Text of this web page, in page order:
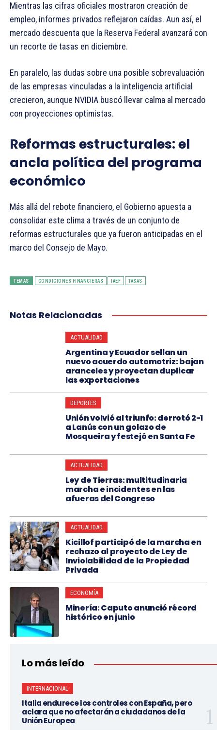
Mientras las cifras oficiales mostraron creación de
empleo, informes privados reflejaron caídas. Aun así, el
mercado descuenta que la Reserva Federal avanzará con
un recorte de tasas en diciembre.
En paralelo, las dudas sobre una posible sobrevaluación
de las empresas vinculadas a la inteligencia artificial
crecieron, aunque NVIDIA buscó llevar calma al mercado
con proyecciones optimistas.
Reformas estructurales: el
ancla política del programa
económico
Más allá del rebote financiero, el Gobierno apuesta a
consolidar este clima a través de un conjunto de
reformas estructurales que ya fueron anticipadas en el
marco del Consejo de Mayo.
TEMAS CONDICIONES FINANCIERAS IAEF TASAS
Notas Relacionadas
ACTUALIDAD
Argentina y Ecuador sellan un
nuevo acuerdo automotriz: bajan
aranceles y proyectan duplicar
las exportaciones
DEPORTES
Unión volvió al triunfo: derrotó 2-1
a Lanús con un golazo de
Mosqueira y festejó en Santa Fe
ACTUALIDAD
Ley de Tierras: multitudinaria
marcha e incidentes en las
afueras del Congreso
ACTUALIDAD
Kicillof participó de la marcha en
rechazo al proyecto de Ley de
Inviolabilidad de la Propiedad
Privada
ECONOMÍA
Minería: Caputo anunció récord
histórico en junio
Lo más leído
INTERNACIONAL
Italia endurece los controles con España, pero
aclara que no afectarán a ciudadanos de la
Unión Europea